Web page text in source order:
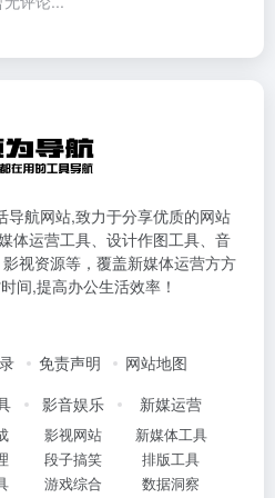
导航网站,致力于分享优质的网站
体运营工具、设计作图工具、音
视资源等，覆盖新媒体运营方方
间,提高办公生活效率！
免责声明
网站地图
影音娱乐
影视网站
段子搞笑
游戏综合
新媒运营
新媒体工具
排版工具
数据洞察